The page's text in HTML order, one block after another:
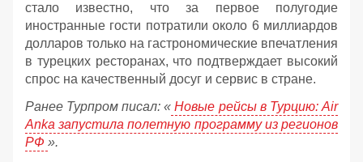
стало известно, что за первое полугодие
иностранные гости потратили около 6 миллиардов
долларов только на гастрономические впечатления
в турецких ресторанах, что подтверждает высокий
спрос на качественный досуг и сервис в стране.
Ранее Турпром писал: « Новые рейсы в Турцию: Air
Anka запустила полетную программу из регионов
РФ ».